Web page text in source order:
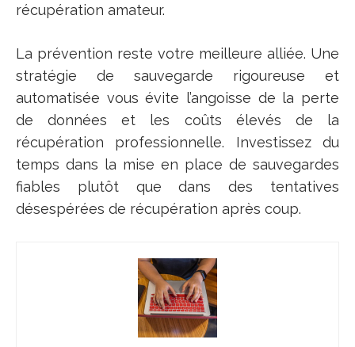
récupération amateur.
La prévention reste votre meilleure alliée. Une
stratégie de sauvegarde rigoureuse et
automatisée vous évite l’angoisse de la perte
de données et les coûts élevés de la
récupération professionnelle. Investissez du
temps dans la mise en place de sauvegardes
fiables plutôt que dans des tentatives
désespérées de récupération après coup.